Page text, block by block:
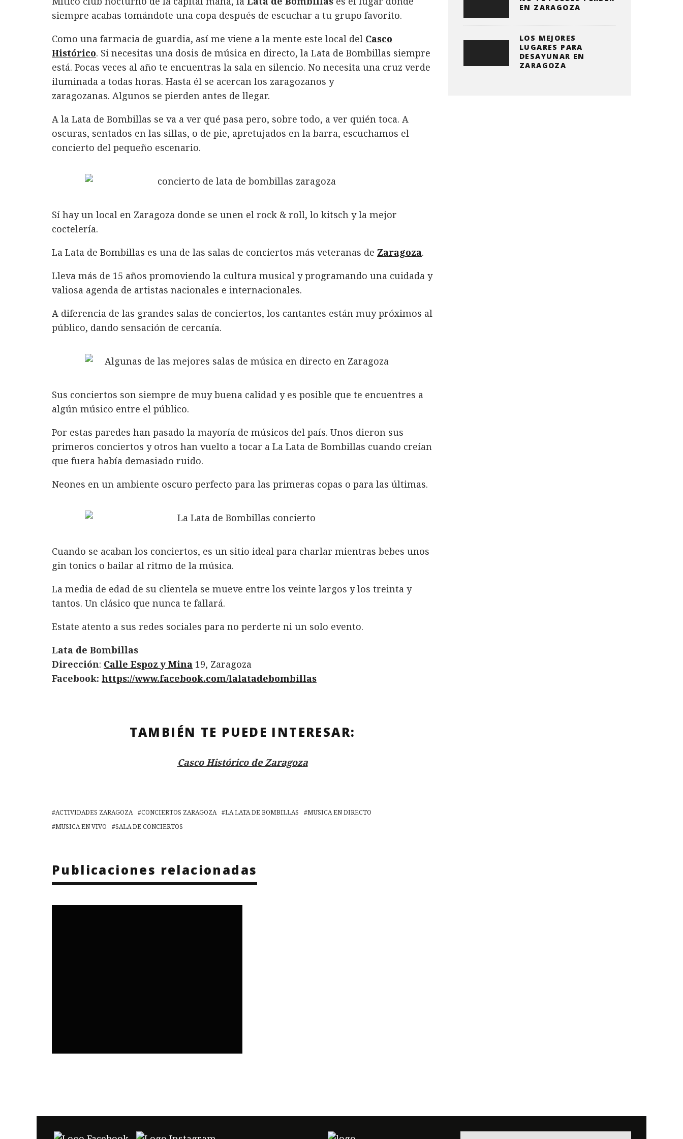
c
e
b
o
o
k
it
te
r
n
k
e
d
I
n
at
s
A
p
p
ai
l
m
p
a
rt
ir
siempre acabas tomándote una copa después de escuchar a tu grupo favorito.
Como una farmacia de guardia, así me viene a la mente este local del Casco
Histórico. Si necesitas una dosis de música en directo, la Lata de Bombillas siempre
está. Pocas veces al año te encuentras la sala en silencio. No necesita una cruz verde
iluminada a todas horas. Hasta él se acercan los zaragozanos y
zaragozanas. Algunos se pierden antes de llegar.
A la Lata de Bombillas se va a ver qué pasa pero, sobre todo, a ver quién toca. A
oscuras, sentados en las sillas, o de pie, apretujados en la barra, escuchamos el
concierto del pequeño escenario.
Sí hay un local en Zaragoza donde se unen el rock & roll, lo kitsch y la mejor
coctelería.
La Lata de Bombillas es una de las salas de conciertos más veteranas de Zaragoza.
Lleva más de 15 años promoviendo la cultura musical y programando una cuidada y
valiosa agenda de artistas nacionales e internacionales.
A diferencia de las grandes salas de conciertos, los cantantes están muy próximos al
público, dando sensación de cercanía.
Sus conciertos son siempre de muy buena calidad y es posible que te encuentres a
algún músico entre el público.
Por estas paredes han pasado la mayoría de músicos del país. Unos dieron sus
primeros conciertos y otros han vuelto a tocar a La Lata de Bombillas cuando creían
que fuera había demasiado ruido.
Neones en un ambiente oscuro perfecto para las primeras copas o para las últimas.
Cuando se acaban los conciertos, es un sitio ideal para charlar mientras bebes unos
gin tonics o bailar al ritmo de la música.
La media de edad de su clientela se mueve entre los veinte largos y los treinta y
tantos. Un clásico que nunca te fallará.
Estate atento a sus redes sociales para no perderte ni un solo evento.
Lata de Bombillas
Dirección: Calle Espoz y Mina 19, Zaragoza
Facebook: https://www.facebook.com/lalatadebombillas
TAMBIÉN TE PUEDE INTERESAR:
Casco Histórico de Zaragoza
ACTIVIDADES ZARAGOZA CONCIERTOS ZARAGOZA LA LATA DE BOMBILLAS
MUSICA EN DIRECTO
MUSICA EN VIVO
SALA DE CONCIERTOS
Publicaciones relacionadas
EN ZARAGOZA
LOS MEJORES
LUGARES PARA
DESAYUNAR EN
ZARAGOZA